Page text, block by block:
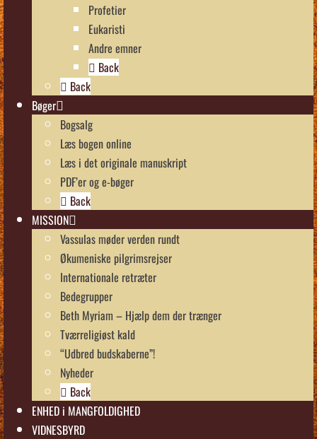
Profetier
Eukaristi
Andre emner
Back
Back
Bøger
Bogsalg
Læs bogen online
Læs i det originale manuskript
PDF’er og e-bøger
Back
MISSION
Vassulas møder verden rundt
Økumeniske pilgrimsrejser
Internationale retræter
Bedegrupper
Beth Myriam – Hjælp dem der trænger
Tværreligiøst kald
“Udbred budskaberne”!
Nyheder
Back
ENHED i MANGFOLDIGHED
VIDNESBYRD